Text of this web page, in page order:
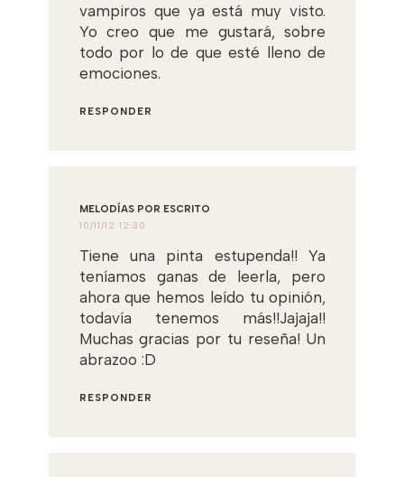
vampiros que ya está muy visto.
Yo creo que me gustará, sobre
todo por lo de que esté lleno de
emociones.
RESPONDER
MELODÍAS POR ESCRITO
10/11/12 12:30
Tiene una pinta estupenda!! Ya
teníamos ganas de leerla, pero
ahora que hemos leído tu opinión,
todavía tenemos más!!Jajaja!!
Muchas gracias por tu reseña! Un
abrazoo :D
RESPONDER